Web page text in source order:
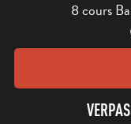
8 cours